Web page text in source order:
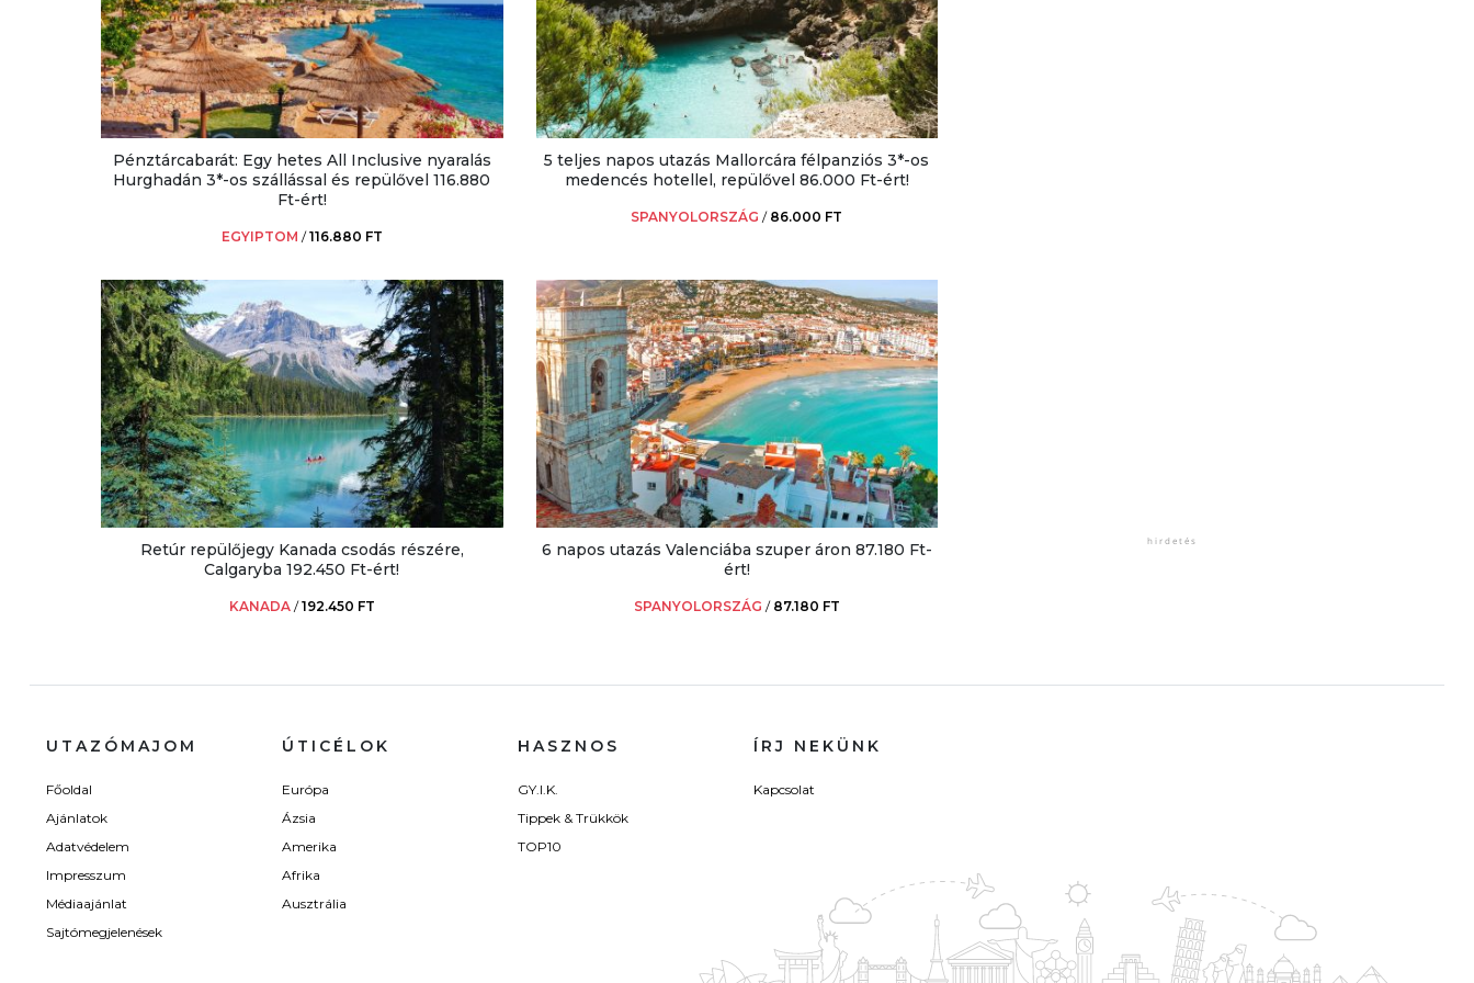
Pénztárcabarát: Egy hetes All Inclusive nyaralás
Hurghadán 3*-os szállással és repülővel 116.880
Ft-ért!
EGYIPTOM /116.880 FT
5 teljes napos utazás Mallorcára félpanziós 3*-os
medencés hotellel, repülővel 86.000 Ft-ért!
SPANYOLORSZÁG / 86.000 FT
Retúr repülőjegy Kanada csodás részére,
Calgaryba 192.450 Ft-ért!
KANADA /192.450 FT
6 napos utazás Valenciába szuper áron 87.180 Ft-
ért!
SPANYOLORSZÁG / 87.180 FT
UTAZÓMAJOM
Főoldal
Ajánlatok
Adatvédelem
Impresszum
Médiaajánlat
Sajtómegjelenések
ÚTICÉLOK
Európa
Ázsia
Amerika
Afrika
Ausztrália
HASZNOS
GY.I.K.
Tippek & Trükkök
TOP10
ÍRJ NEKÜNK
Kapcsolat